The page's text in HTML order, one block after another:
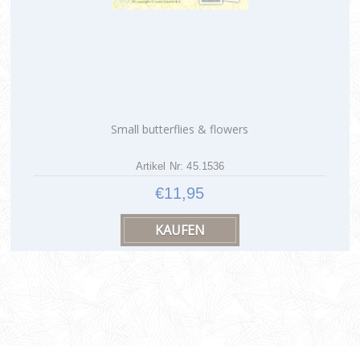
Small butterflies & flowers
Artikel Nr: 45.1536
€11,95